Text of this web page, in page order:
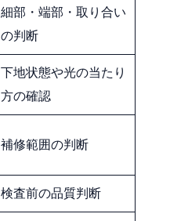
細部・端部・取り合い
の判断
下地状態や光の当たり
方の確認
補修範囲の判断
検査前の品質判断